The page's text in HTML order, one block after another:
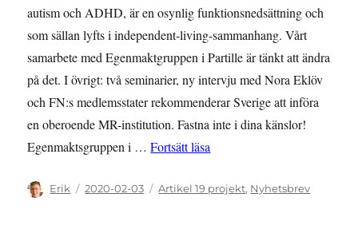
autism och ADHD, är en osynlig funktionsnedsättning och
som sällan lyfts i independent-living-sammanhang. Vårt
samarbete med Egenmaktgruppen i Partille är tänkt att ändra
på det. I övrigt: två seminarier, ny intervju med Nora Eklöv
och FN:s medlemsstater rekommenderar Sverige att införa
en oberoende MR-institution. Fastna inte i dina känslor!
Egenmaktsgruppen i …Fortsätt läsa
Författare
Erik
Publicerat
2020-02-03 Kategorier
Artikel 19 projekt, Nyhetsbrev